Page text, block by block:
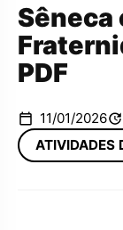
Sêneca
PDF
11/01/2026
ATIVIDADES